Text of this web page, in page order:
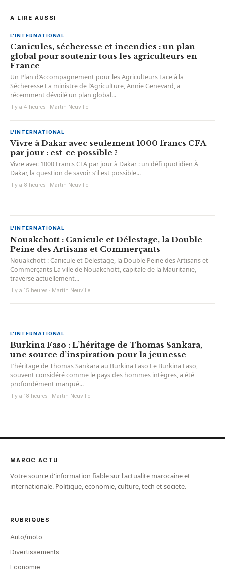
A LIRE AUSSI
L'INTERNATIONAL
Canicules, sécheresse et incendies : un plan
global pour soutenir tous les agriculteurs en
France
Un Plan d’Accompagnement pour les Agriculteurs Face à la
Sécheresse La ministre de l’Agriculture, Annie Genevard, a
récemment dévoilé un plan global...
Il y a 4 heures · Martin Neuville
L'INTERNATIONAL
Vivre à Dakar avec seulement 1000 francs CFA
par jour : est-ce possible ?
Vivre avec 1000 Francs CFA par jour à Dakar : un défi quotidien À
Dakar, la question de savoir s’il est possible...
Il y a 8 heures · Martin Neuville
L'INTERNATIONAL
Nouakchott : Canicule et Délestage, la Double
Peine des Artisans et Commerçants
Nouakchott : Canicule et Delestage, la Double Peine des Artisans et
Commerçants La ville de Nouakchott, capitale de la Mauritanie,
traverse actuellement...
Il y a 15 heures · Martin Neuville
L'INTERNATIONAL
Burkina Faso : L’héritage de Thomas Sankara,
une source d’inspiration pour la jeunesse
L’héritage de Thomas Sankara au Burkina Faso Le Burkina Faso,
souvent considéré comme le pays des hommes intègres, a été
profondément marqué...
Il y a 18 heures · Martin Neuville
MAROC ACTU
Votre source d'information fiable sur l'actualite marocaine et
internationale. Politique, economie, culture, tech et societe.
RUBRIQUES
Auto/moto
Divertissements
Economie